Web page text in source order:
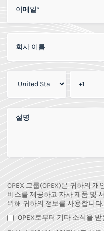
OPEX 그룹(OPEX)은 귀하의
비스를 제공하고 자사 제품 및
위해 귀하의 정보를 사용합니다.
OPEX로부터 기타 소식을